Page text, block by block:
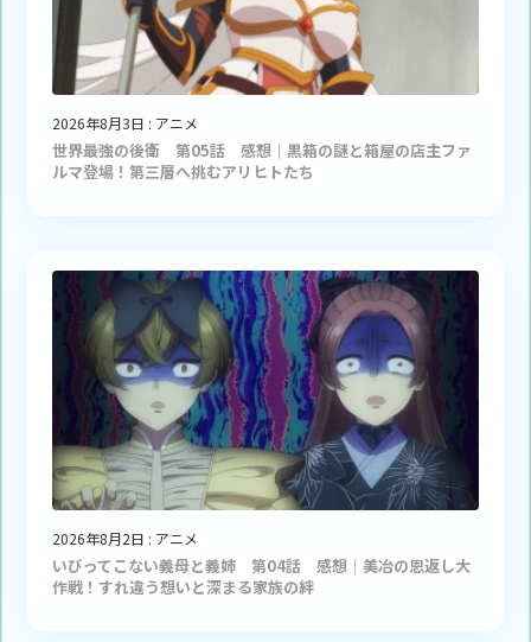
2026年8月3日 : アニメ
世界最強の後衛 第05話 感想｜黒箱の謎と箱屋の店主ファ
ルマ登場！第三層へ挑むアリヒトたち
2026年8月2日 : アニメ
いびってこない義母と義姉 第04話 感想｜美冶の恩返し大
作戦！すれ違う想いと深まる家族の絆